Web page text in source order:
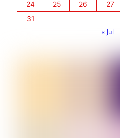
24
25 26 27
31
« Jul